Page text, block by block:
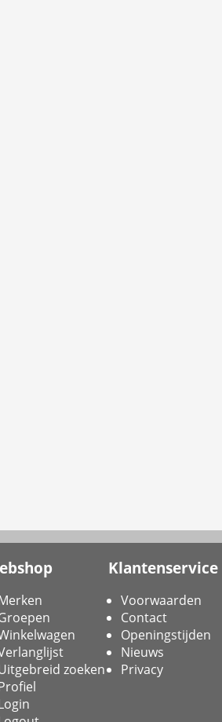
zoeken
Klantenservice
Voorwaarden
Contact
Openingstijden
Nieuws
Privacy